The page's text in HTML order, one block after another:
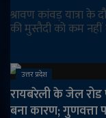
श्रावण कांवड़ यात्रा के
की मुस्तैदी को कम
उत्तर प्रदेश
रायबरेली के जेल
बना कारण; गुणवत्ता